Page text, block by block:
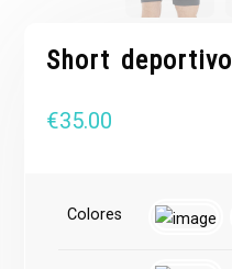
Short deportivo
€35.00
Colores